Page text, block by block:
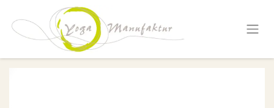
Zum Inhalt springen